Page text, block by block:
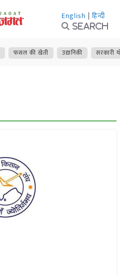
English | हिन्दी
Search
फसल की खेती उद्यानिकी सरकारी